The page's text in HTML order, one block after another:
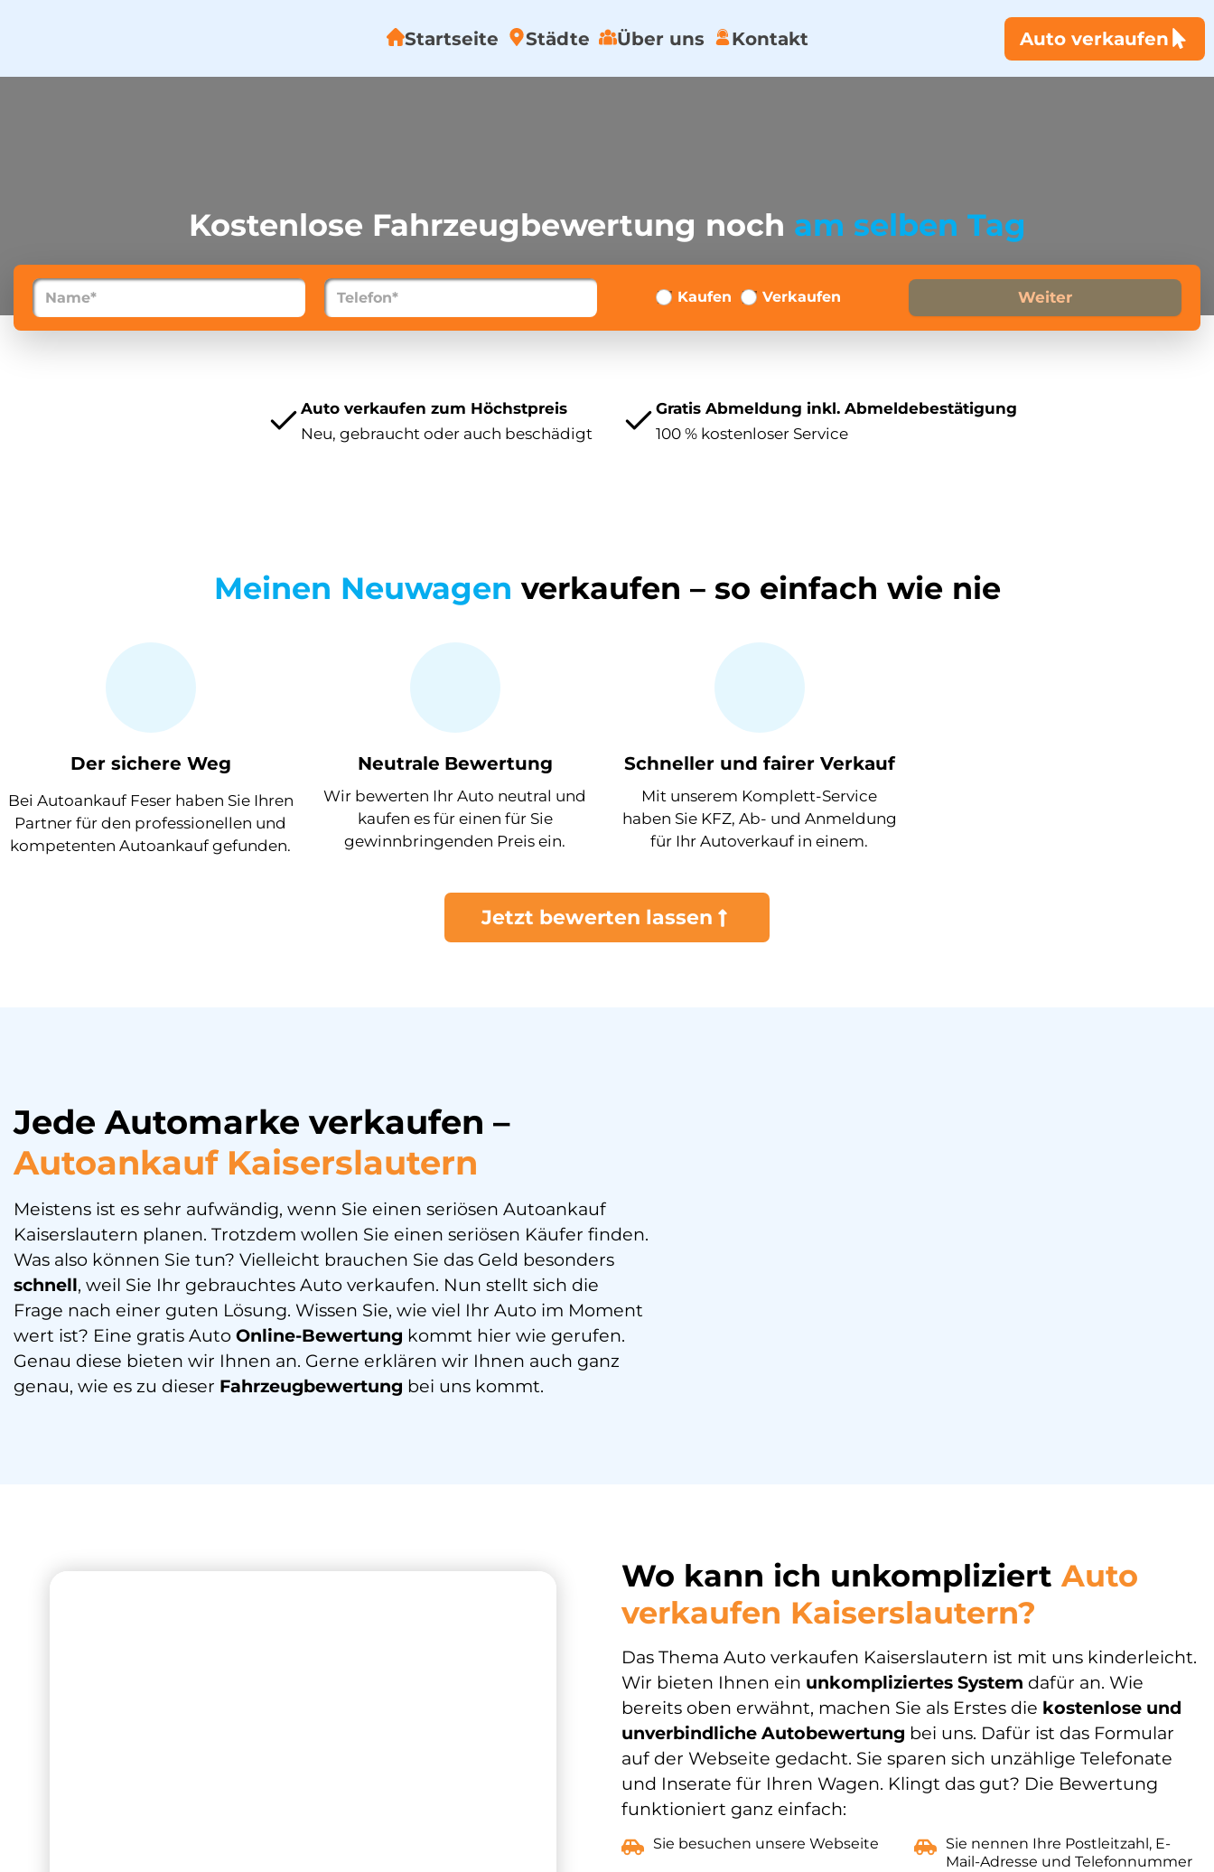
Startseite Städte Über uns Kontakt Auto verkaufen
Kostenlose Fahrzeugbewertung noch am selben Tag
Kaufen Verkaufen Weiter
Auto verkaufen zum Höchstpreis
Neu, gebraucht oder auch beschädigt
Gratis Abmeldung inkl. Abmeldebestätigung
100 % kostenloser Service
Meinen Neuwagen verkaufen – so einfach wie nie
Der sichere Weg
Bei Autoankauf Feser haben Sie Ihren
Partner für den professionellen und
kompetenten Autoankauf gefunden.
Neutrale Bewertung
Wir bewerten Ihr Auto neutral und
kaufen es für einen für Sie
gewinnbringenden Preis ein.
Schneller und fairer Verkauf
Mit unserem Komplett-Service
haben Sie KFZ, Ab- und Anmeldung
für Ihr Autoverkauf in einem.
Jetzt bewerten lassen
Jede Automarke verkaufen –
Autoankauf Kaiserslautern
Meistens ist es sehr aufwändig, wenn Sie einen seriösen Autoankauf
Kaiserslautern planen. Trotzdem wollen Sie einen seriösen Käufer finden.
Was also können Sie tun? Vielleicht brauchen Sie das Geld besonders
schnell, weil Sie Ihr gebrauchtes Auto verkaufen. Nun stellt sich die
Frage nach einer guten Lösung. Wissen Sie, wie viel Ihr Auto im Moment
wert ist? Eine gratis Auto Online-Bewertung kommt hier wie gerufen.
Genau diese bieten wir Ihnen an. Gerne erklären wir Ihnen auch ganz
genau, wie es zu dieser Fahrzeugbewertung bei uns kommt.
Wo kann ich unkompliziert Auto
verkaufen Kaiserslautern?
Das Thema Auto verkaufen Kaiserslautern ist mit uns kinderleicht.
Wir bieten Ihnen ein unkompliziertes System dafür an. Wie
bereits oben erwähnt, machen Sie als Erstes die kostenlose und
unverbindliche Autobewertung bei uns. Dafür ist das Formular
auf der Webseite gedacht. Sie sparen sich unzählige Telefonate
und Inserate für Ihren Wagen. Klingt das gut? Die Bewertung
funktioniert ganz einfach:
Sie besuchen unsere Webseite
Sie nennen Ihre Postleitzahl, E-
Mail-Adresse und Telefonnummer
FAQ
Impressum